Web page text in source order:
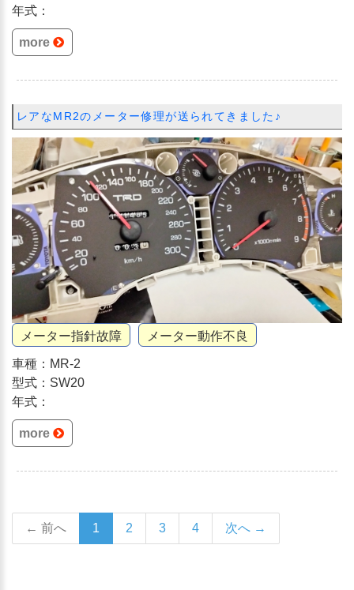
年式：
more
レアなMR2のメーター修理が送られてきました♪
メーター指針故障 メーター動作不良
車種：MR-2
型式：SW20
年式：
more
← 前へ 1 2 3 4 次へ →